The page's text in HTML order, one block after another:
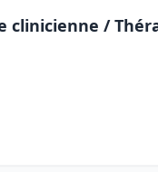
clinicienne /